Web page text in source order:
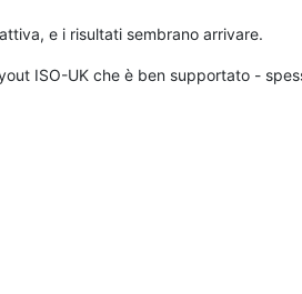
e i risultati sembrano arrivare.
ISO-UK che è ben supportato -